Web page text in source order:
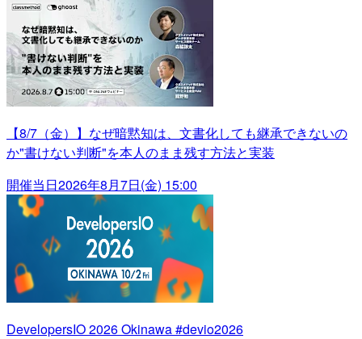
【8/7（金）】なぜ暗黙知は、文書化しても継承できないの
か"書けない判断"を本人のまま残す方法と実装
開催当日2026年8月7日(金) 15:00
DevelopersIO 2026 Okinawa #devio2026